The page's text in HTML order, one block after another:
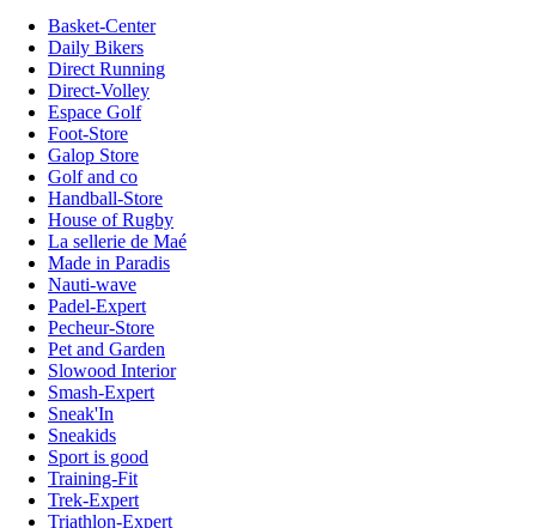
Basket-Center
Daily Bikers
Direct Running
Direct-Volley
Espace Golf
Foot-Store
Galop Store
Golf and co
Handball-Store
House of Rugby
La sellerie de Maé
Made in Paradis
Nauti-wave
Padel-Expert
Pecheur-Store
Pet and Garden
Slowood Interior
Smash-Expert
Sneak'In
Sneakids
Sport is good
Training-Fit
Trek-Expert
Triathlon-Expert